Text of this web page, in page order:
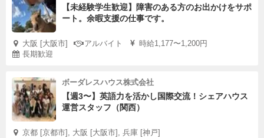
【未経験学生歓迎】障害のある方のお出かけをサポ
ート。余暇支援の仕事です。
大阪 [大阪市] アルバイト
時給1,177〜1,200円
長期歓迎
ボーダレスハウス株式会社
【週3〜】英語力を活かし国際交流！シェアハウス
運営スタッフ（関西）
京都 [京都市], 大阪 [大阪市], 兵庫 [神戸]